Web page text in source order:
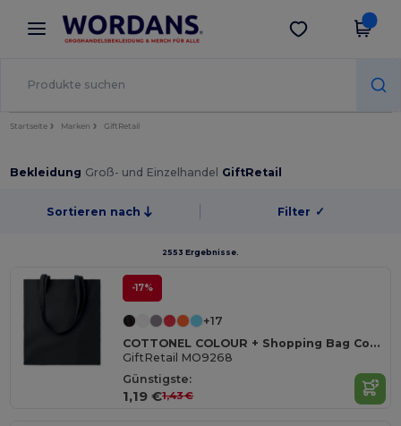
× Wordans App
Bessere Preise in der App!
App holen
Startseite Marken GiftRetail
Bekleidung Groß- und Einzelhandel GiftRetail
Sortieren nach Filter ✓
2553 Ergebnisse.
-17%
+17
COTTONEL COLOUR + Shopping Bag Cotton 140g/m²
GiftRetail MO9268
Günstigste:
1,19 €1,43 €